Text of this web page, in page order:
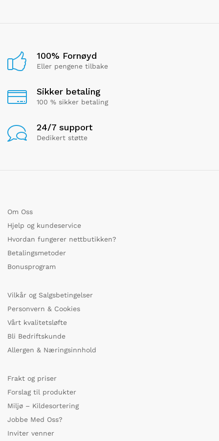
100% Fornøyd
Eller pengene tilbake
Sikker betaling
100 % sikker betaling
24/7 support
Dedikert støtte
Om Oss
Hjelp og kundeservice
Hvordan fungerer nettbutikken?
Betalingsmetoder
Bonusprogram
Vilkår og Salgsbetingelser
Personvern & Cookies
Vårt kvalitetsløfte
Bli Bedriftskunde
Allergen & Næringsinnhold
Frakt og priser
Forslag til produkter
Miljø – Kildesortering
Jobbe Med Oss?
Inviter venner